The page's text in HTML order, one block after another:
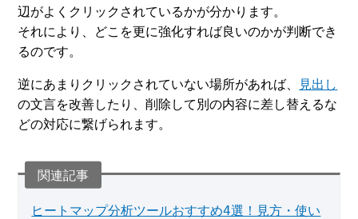
辺がよくクリックされているかが分かります。
それにより、どこを更に強化すれば良いのかが判断でき
るのです。
逆にあまりクリックされていない場所があれば、
見出し
の文言を改善したり、削除して別の内容に差し替えるな
どの対応に繋げられます。
ヒートマップ分析ツールおすすめ4選！見方・使い